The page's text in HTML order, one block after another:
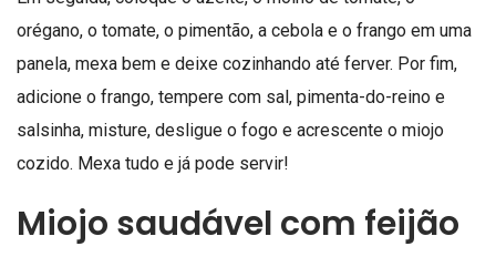
orégano, o tomate, o pimentão, a cebola e o frango em uma
panela, mexa bem e deixe cozinhando até ferver. Por fim,
adicione o frango, tempere com sal, pimenta-do-reino e
salsinha, misture, desligue o fogo e acrescente o miojo
cozido. Mexa tudo e já pode servir!
Miojo saudável com feijão